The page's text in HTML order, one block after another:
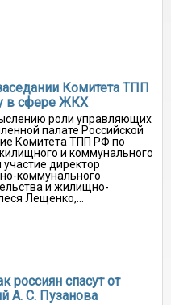
Комитета ТПП
в сфере ЖКХ
роли управляющих
палате Российской
Комитета ТПП РФ по
и коммунального
директор
коммунального
и жилищно-
Лещенко,...
россиян спасут от
А. С. Пузанова